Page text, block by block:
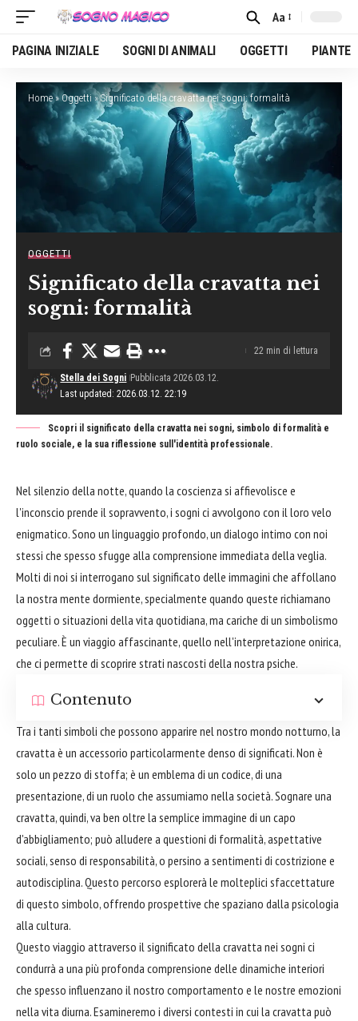
Font
Resizer
Aa
PAGINA INIZIALE SOGNI DI ANIMALI OGGETTI PIANTE
Home» Oggetti»Significato della cravatta nei sogni: formalità
OGGETTI
Significato della cravatta nei
sogni: formalità
Last updated: 2026.03.12. 22:19
Stella dei Sogni Pubblicata 2026.03.12.
22 min di lettura
Scopri il significato della cravatta nei sogni, simbolo di formalità e
ruolo sociale, e la sua riflessione sull'identità professionale.
Nel silenzio della notte, quando la coscienza si affievolisce e
l'inconscio prende il sopravvento, i sogni ci avvolgono con il loro velo
enigmatico. Sono un linguaggio profondo, un dialogo intimo con noi
stessi che spesso sfugge alla comprensione immediata della veglia.
Molti di noi si interrogano sul significato delle immagini che affollano
la nostra mente dormiente, specialmente quando queste richiamano
oggetti o situazioni della vita quotidiana, ma cariche di un simbolismo
peculiare. È un viaggio affascinante, quello nell'interpretazione onirica,
che ci permette di scoprire strati nascosti della nostra psiche.
Contenuto
Tra i tanti simboli che possono apparire nel nostro mondo notturno, la
cravatta è un accessorio particolarmente denso di significati. Non è
solo un pezzo di stoffa; è un emblema di un codice, di una
presentazione, di un ruolo che assumiamo nella società. Sognare una
cravatta, quindi, va ben oltre la semplice immagine di un capo
d'abbigliamento; può alludere a questioni di formalità, aspettative
sociali, senso di responsabilità, o persino a sentimenti di costrizione e
autodisciplina. Questo percorso esplorerà le molteplici sfaccettature
di questo simbolo, offrendo prospettive che spaziano dalla psicologia
alla cultura.
Questo viaggio attraverso il significato della cravatta nei sogni ci
condurrà a una più profonda comprensione delle dinamiche interiori
che spesso influenzano il nostro comportamento e le nostre emozioni
nella vita diurna. Esamineremo i diversi contesti in cui la cravatta può